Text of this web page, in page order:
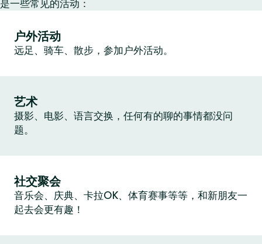
是一些常见的活动：
户外活动
远足、骑车、散步，参加户外活动。
艺术
摄影、电影、语言交换，任何有的聊的事情都没问
题。
社交聚会
音乐会、庆典、卡拉OK、体育赛事等等，和新朋友一
起去会更有趣！